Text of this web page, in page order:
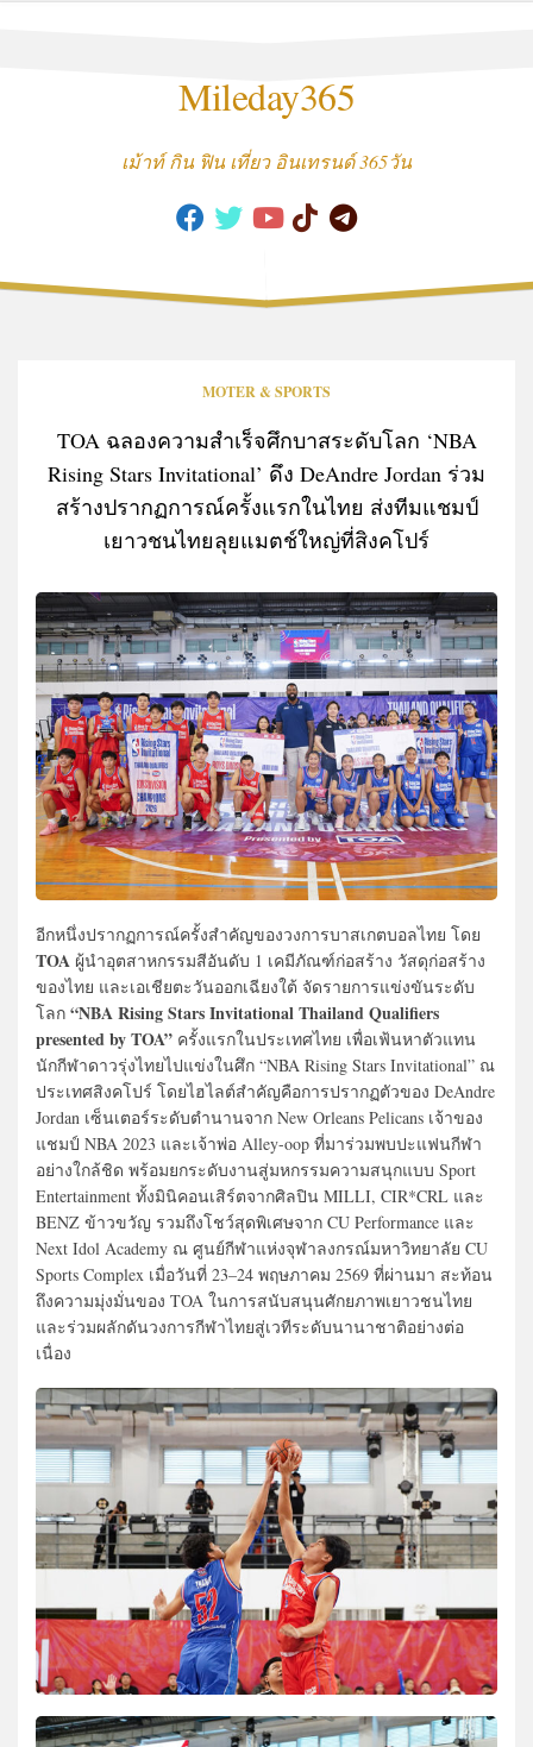
Mileday365
เม้าท์ กิน ฟิน เที่ยว อินเทรนด์ 365วัน
MOTER & SPORTS
TOA ฉลองความสำเร็จศึกบาสระดับโลก ‘NBA
Rising Stars Invitational’ ดึง DeAndre Jordan ร่วม
สร้างปรากฏการณ์ครั้งแรกในไทย ส่งทีมแชมป์
เยาวชนไทยลุยแมตช์ใหญ่ที่สิงคโปร์
อีกหนึ่งปรากฏการณ์ครั้งสำคัญของวงการบาสเกตบอลไทย โดย
TOA ผู้นำอุตสาหกรรมสีอันดับ 1 เคมีภัณฑ์ก่อสร้าง วัสดุก่อสร้าง
ของไทย และเอเชียตะวันออกเฉียงใต้ จัดรายการแข่งขันระดับ
โลก “NBA Rising Stars Invitational Thailand Qualifiers
presented by TOA” ครั้งแรกในประเทศไทย เพื่อเฟ้นหาตัวแทน
นักกีฬาดาวรุ่งไทยไปแข่งในศึก “NBA Rising Stars Invitational” ณ
ประเทศสิงคโปร์ โดยไฮไลต์สำคัญคือการปรากฏตัวของ DeAndre
Jordan เซ็นเตอร์ระดับตำนานจาก New Orleans Pelicans เจ้าของ
แชมป์ NBA 2023 และเจ้าพ่อ Alley-oop ที่มาร่วมพบปะแฟนกีฬา
อย่างใกล้ชิด พร้อมยกระดับงานสู่มหกรรมความสนุกแบบ Sport
Entertainment ทั้งมินิคอนเสิร์ตจากศิลปิน MILLI, CIR*CRL และ
BENZ ข้าวขวัญ รวมถึงโชว์สุดพิเศษจาก CU Performance และ
Next Idol Academy ณ ศูนย์กีฬาแห่งจุฬาลงกรณ์มหาวิทยาลัย CU
Sports Complex เมื่อวันที่ 23–24 พฤษภาคม 2569 ที่ผ่านมา สะท้อน
ถึงความมุ่งมั่นของ TOA ในการสนับสนุนศักยภาพเยาวชนไทย
และร่วมผลักดันวงการกีฬาไทยสู่เวทีระดับนานาชาติอย่างต่อ
เนื่อง